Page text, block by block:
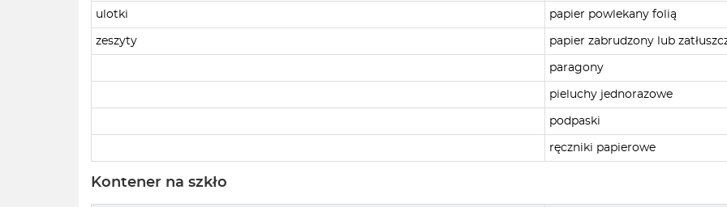
ulotki papier powlekany folią
zeszyty papier zabrudzony lub
paragony
pieluchy jednorazowe
podpaski
ręczniki papierowe
Kontener na szkło